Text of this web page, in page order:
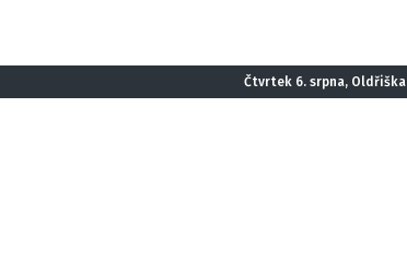
Čtvrtek 6. srpna, Oldřiška